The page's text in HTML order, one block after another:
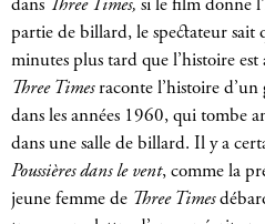
dans Three Times, si le film donne
partie de billard, le spectateur sait
minutes plus tard que l’histoire
Three Timesraconte l’histoire
dans les années 1960, qui tombe
dans une salle de billard. Il y a
Poussières dans le vent, comme la
jeune femme de Three Times